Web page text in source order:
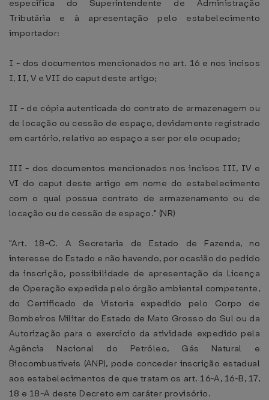
específica do Superintendente de Administração
Tributária e à apresentação pelo estabelecimento
importador:
I - dos documentos mencionados no art. 16 e nos incisos
I, II, V e VII do caput deste artigo;
II - de cópia autenticada do contrato de armazenagem ou
de locação ou cessão de espaço, devidamente registrado
em cartório, relativo ao espaço a ser por ele ocupado;
III - dos documentos mencionados nos incisos III, IV e
VI do caput deste artigo em nome do estabelecimento
com o qual possua contrato de armazenamento ou de
locação ou de cessão de espaço." (NR)
"Art. 18-C. A Secretaria de Estado de Fazenda, no
interesse do Estado e não havendo, por ocasião do pedido
da inscrição, possibilidade de apresentação da Licença
de Operação expedida pelo órgão ambiental competente,
do Certificado de Vistoria expedido pelo Corpo de
Bombeiros Militar do Estado de Mato Grosso do Sul ou da
Autorização para o exercício da atividade expedido pela
Agência Nacional do Petróleo, Gás Natural e
Biocombustíveis (ANP), pode conceder inscrição estadual
aos estabelecimentos de que tratam os art. 16-A, 16-B, 17,
18 e 18-A deste Decreto em caráter provisório.